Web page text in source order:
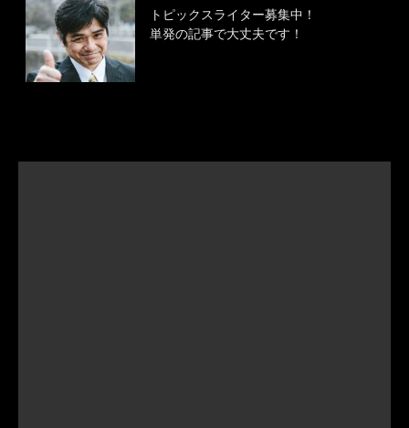
トピックスライター募集中！
単発の記事で大丈夫です！